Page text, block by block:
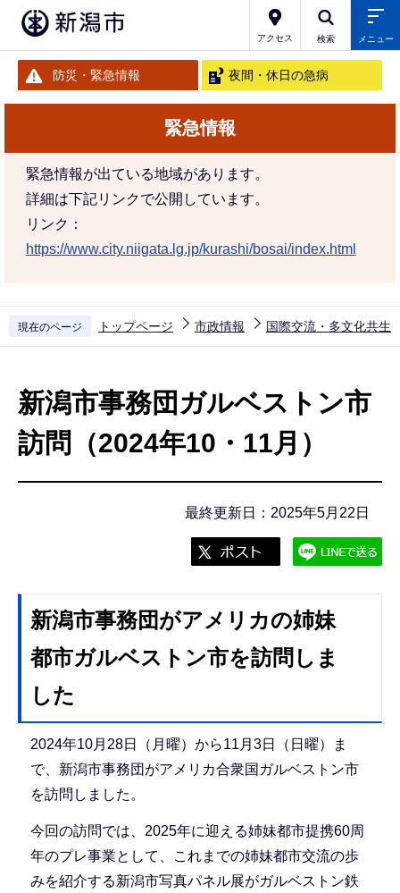
アクセス 検索 メニュー
防災・緊急情報 夜間・休日の急病
緊急情報
緊急情報が出ている地域があります。
詳細は下記リンクで公開しています。
リンク：
https://www.city.niigata.lg.jp/kurashi/bosai/index.html
現在のページ トップページ 市政情報 国際交流・多文化共生
新潟市事務団ガルベストン市
訪問（2024年10・11月）
最終更新日：2025年5月22日
新潟市事務団がアメリカの姉妹
都市ガルベストン市を訪問しま
した
2024年10月28日（月曜）から11月3日（日曜）ま
で、新潟市事務団がアメリカ合衆国ガルベストン市
を訪問しました。
今回の訪問では、2025年に迎える姉妹都市提携60周
年のプレ事業として、これまでの姉妹都市交流の歩
みを紹介する新潟市写真パネル展がガルベストン鉄